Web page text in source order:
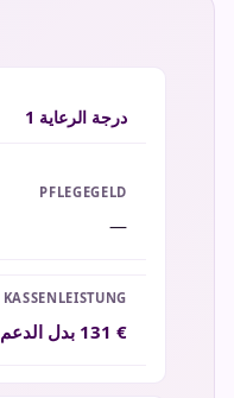
درجة الرعاية 1
—
131 € بدل الدعم